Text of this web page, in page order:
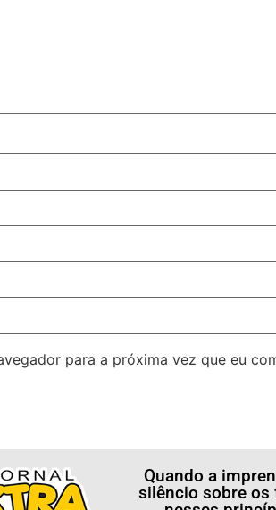
para a próxima vez que eu
Quando a
silêncio sobre os